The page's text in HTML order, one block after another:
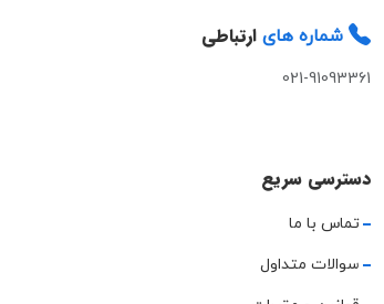
شماره های ارتباطی
021-91093361
دسترسی سریع
تماس با ما
سوالات متداول